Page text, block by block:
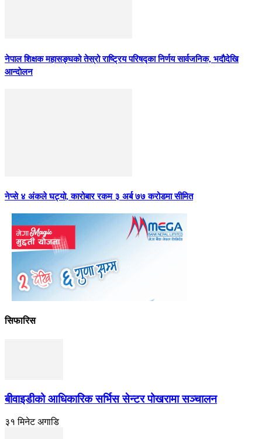
नेपाल शिक्षक महासङ्घको तेस्रो राष्ट्रिय परिषद्का निर्णय सार्वजनिक, भदाैदेखि
आन्दाेलन
नेप्से ४ अंकले घट्यो, कारोबार रकम ३ अर्ब ७७ करोडमा सीमित
सिफारिस
बीवाइडीको आधिकारिक सर्भिस सेन्टर पोखरामा सञ्चालन
३१ मिनेट अगाडि